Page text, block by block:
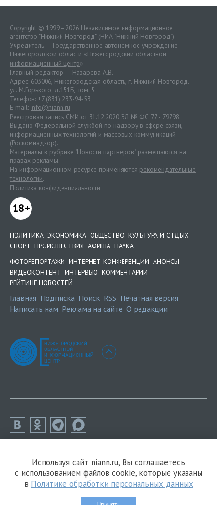
Copyright © 1999—2026 Независимое информационное
агентство "Нижний Новгород" (НИА "Нижний Новгород")
Учредитель — Государственное автономное учреждение
Нижегородской области «Нижегородский областной
информационный центр»
Главный редактор — Назарова А.В.
Адрес: 603006, Нижегородская область, г. Нижний Новгород.
ул. М.Горького, д.151Б, пом. 5
Телефон: +7 (831) 233-94-53
E-mail: info@niann.ru
Реестровая запись СМИ от 31.12.2020 ЭЛ № ФС 77 - 79798.
Выдано Федеральной службой по надзору в сфере связи,
информационных технологий и массовых коммуникаций
(Роскомнадзор).
Материалы в рубрике "Новости партнеров" размещаются на
правах рекламы.
На информационном ресурсе применяются рекомендательные
технологии.
Политика конфиденциальности
18+
ПОЛИТИКА ЭКОНОМИКА ОБЩЕСТВО КУЛЬТУРА И ОТДЫХ
СПОРТ ПРОИСШЕСТВИЯ АФИША НАУКА
ФОТОРЕПОРТАЖИ ИНТЕРНЕТ-КОНФЕРЕНЦИИ АНОНСЫ
ВИДЕОКОНТЕНТ ИНТЕРВЬЮ КОММЕНТАРИИ
РЕЙТИНГ НОВОСТЕЙ
Главная Подписка Поиск RSS Печатная версия
Написать нам Реклама на сайте О редакции
Используя сайт niann.ru, Вы соглашаетесь
с использованием файлов cookie, которые указаны
в Политике обработки персональных данных